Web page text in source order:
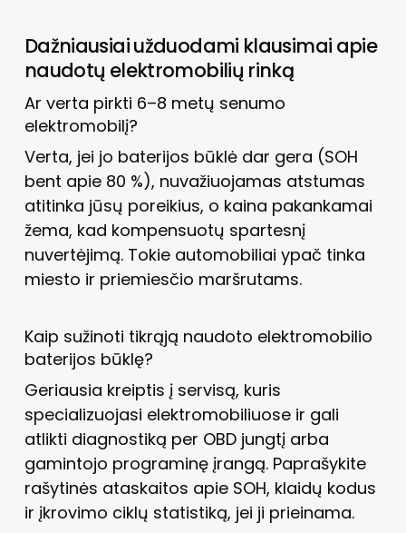
Dažniausiai užduodami klausimai apie
naudotų elektromobilių rinką
Ar verta pirkti 6–8 metų senumo
elektromobilį?
Verta, jei jo baterijos būklė dar gera (SOH
bent apie 80 %), nuvažiuojamas atstumas
atitinka jūsų poreikius, o kaina pakankamai
žema, kad kompensuotų spartesnį
nuvertėjimą. Tokie automobiliai ypač tinka
miesto ir priemiesčio maršrutams.
Kaip sužinoti tikrąją naudoto elektromobilio
baterijos būklę?
Geriausia kreiptis į servisą, kuris
specializuojasi elektromobiliuose ir gali
atlikti diagnostiką per OBD jungtį arba
gamintojo programinę įrangą. Paprašykite
rašytinės ataskaitos apie SOH, klaidų kodus
ir įkrovimo ciklų statistiką, jei ji prieinama.